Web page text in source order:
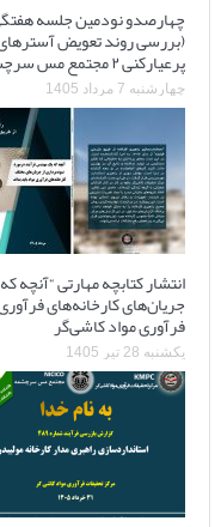
چهارصدو نودمین جلسه
پرعیارکنی ۲ مجتمع مس سرچشمه)
چهارشنبه 7 مرداد 1405
انتشار کتابچه مهارتی
جریان‌های کارخانه‌های
فرآوری مواد کاشی‌گر
یکشنبه 28 تیر 1405